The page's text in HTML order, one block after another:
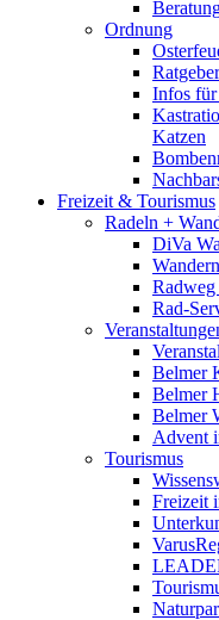
Ordnung
Infos für
Katzen
Freizeit & Tourismus
Radeln +
DiVa
Rad-
Belmer
Belmer
Belmer
Advent
Tourismus
Freizeit